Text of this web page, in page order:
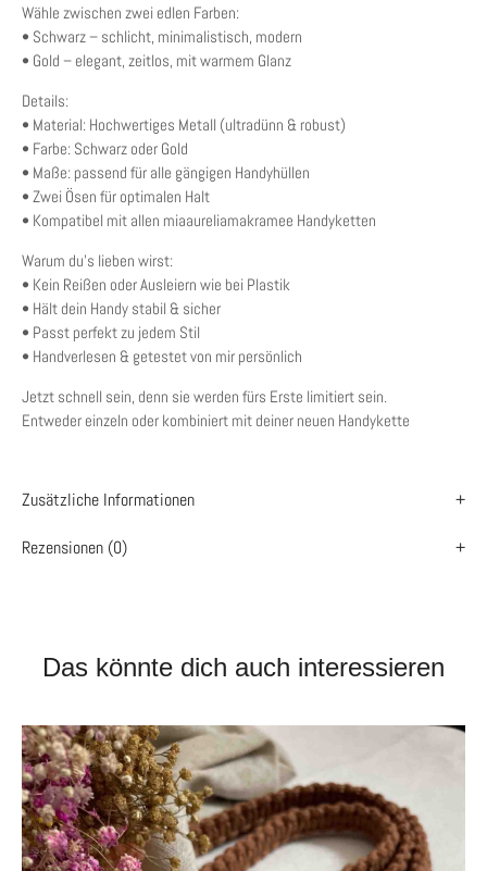
Wähle zwischen zwei edlen Farben:
• Schwarz – schlicht, minimalistisch, modern
• Gold – elegant, zeitlos, mit warmem Glanz
Details:
• Material: Hochwertiges Metall (ultradünn & robust)
• Farbe: Schwarz oder Gold
• Maße: passend für alle gängigen Handyhüllen
• Zwei Ösen für optimalen Halt
• Kompatibel mit allen miaaureliamakramee Handyketten
Warum du’s lieben wirst:
• Kein Reißen oder Ausleiern wie bei Plastik
• Hält dein Handy stabil & sicher
• Passt perfekt zu jedem Stil
• Handverlesen & getestet von mir persönlich
Jetzt schnell sein, denn sie werden fürs Erste limitiert sein.
Entweder einzeln oder kombiniert mit deiner neuen Handykette
Zusätzliche Informationen
Rezensionen (0)
Das könnte dich auch interessieren